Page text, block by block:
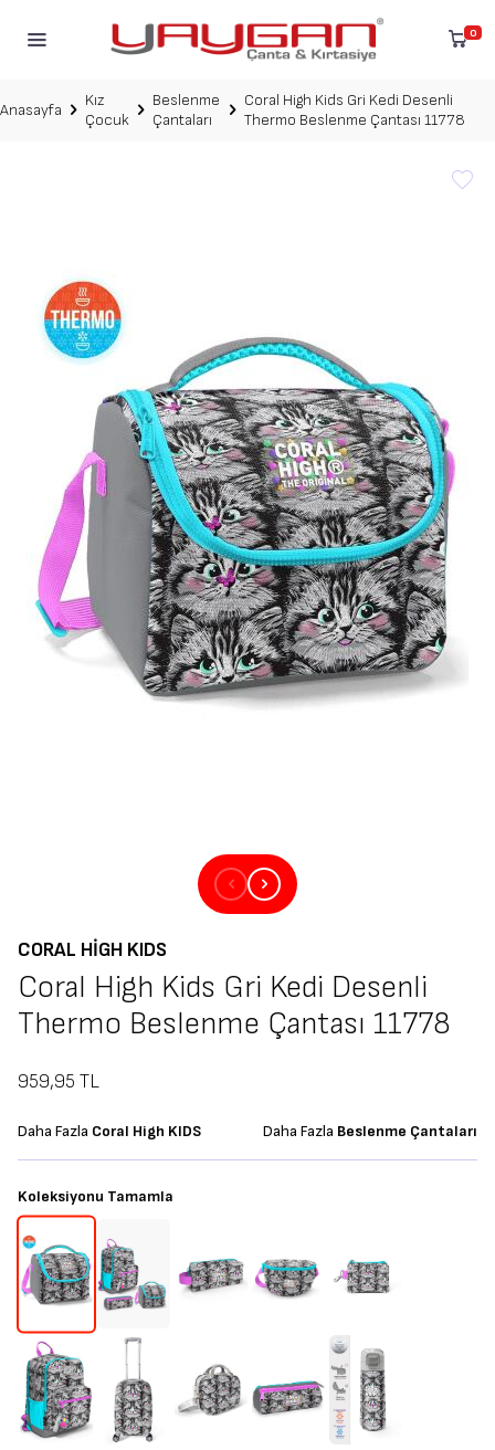
0
Anasayfa
Kız
Çocuk
Beslenme
Çantaları
Coral High Kids Gri Kedi Desenli
Thermo Beslenme Çantası 11778
CORAL HIGH KIDS
Coral High Kids Gri Kedi Desenli
Thermo Beslenme Çantası 11778
959,95 TL
Daha Fazla Coral High KIDS Daha Fazla Beslenme Çantaları
Koleksiyonu Tamamla